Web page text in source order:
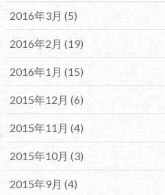
2016年3月 (5)
2016年2月 (19)
2016年1月 (15)
2015年12月 (6)
2015年11月 (4)
2015年10月 (3)
2015年9月 (4)